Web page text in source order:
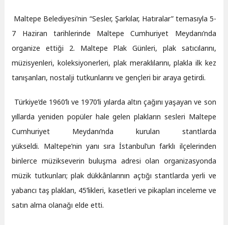
Maltepe Belediyesi’nin “Sesler, Şarkılar, Hatıralar” temasıyla 5-
7 Haziran tarihlerinde Maltepe Cumhuriyet Meydanı’nda
organize ettiği 2. Maltepe Plak Günleri, plak satıcılarını,
müzisyenleri, koleksiyonerleri, plak meraklılarını, plakla ilk kez
tanışanları, nostalji tutkunlarını ve gençleri bir araya getirdi.
Türkiye’de 1960’lı ve 1970’li yılarda altın çağını yaşayan ve son
yıllarda yeniden popüler hale gelen plakların sesleri Maltepe
Cumhuriyet Meydanı’nda kurulan stantlarda
yükseldi. Maltepe’nin yanı sıra İstanbul’un farklı ilçelerinden
binlerce müzikseverin buluşma adresi olan organizasyonda
müzik tutkunları; plak dükkânlarının açtığı stantlarda yerli ve
yabancı taş plakları, 45’likleri, kasetleri ve pikapları inceleme ve
satın alma olanağı elde etti.